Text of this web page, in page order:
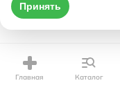
Главная Каталог
Принять